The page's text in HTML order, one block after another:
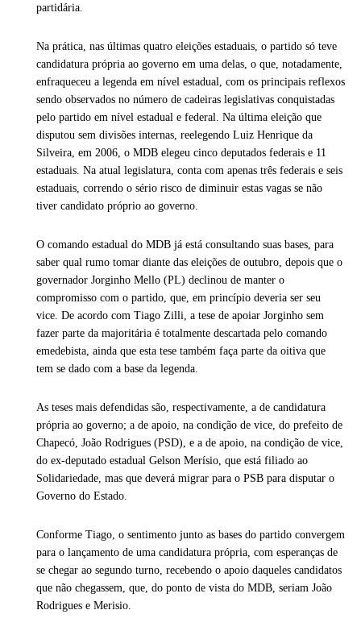
partidária.
Na prática, nas últimas quatro eleições estaduais, o partido só teve
candidatura própria ao governo em uma delas, o que, notadamente,
enfraqueceu a legenda em nível estadual, com os principais reflexos
sendo observados no número de cadeiras legislativas conquistadas
pelo partido em nível estadual e federal. Na última eleição que
disputou sem divisões internas, reelegendo Luiz Henrique da
Silveira, em 2006, o MDB elegeu cinco deputados federais e 11
estaduais. Na atual legislatura, conta com apenas três federais e seis
estaduais, correndo o sério risco de diminuir estas vagas se não
tiver candidato próprio ao governo.
O comando estadual do MDB já está consultando suas bases, para
saber qual rumo tomar diante das eleições de outubro, depois que o
governador Jorginho Mello (PL) declinou de manter o
compromisso com o partido, que, em princípio deveria ser seu
vice. De acordo com Tiago Zilli, a tese de apoiar Jorginho sem
fazer parte da majoritária é totalmente descartada pelo comando
emedebista, ainda que esta tese também faça parte da oitiva que
tem se dado com a base da legenda.
As teses mais defendidas são, respectivamente, a de candidatura
própria ao governo; a de apoio, na condição de vice, do prefeito de
Chapecó, João Rodrigues (PSD), e a de apoio, na condição de vice,
do ex-deputado estadual Gelson Merísio, que está filiado ao
Solidariedade, mas que deverá migrar para o PSB para disputar o
Governo do Estado.
Conforme Tiago, o sentimento junto as bases do partido convergem
para o lançamento de uma candidatura própria, com esperanças de
se chegar ao segundo turno, recebendo o apoio daqueles candidatos
que não chegassem, que, do ponto de vista do MDB, seriam João
Rodrigues e Merisio.